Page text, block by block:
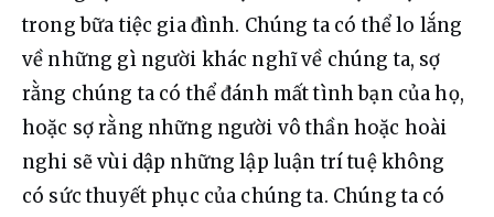
trong bữa tiệc gia đình. Chúng ta có thể lo lắng
về những gì người khác nghĩ về chúng ta, sợ
rằng chúng ta có thể đánh mất tình bạn của họ,
hoặc sợ rằng những người vô thần hoặc hoài
nghi sẽ vùi dập những lập luận trí tuệ không
có sức thuyết phục của chúng ta. Chúng ta có